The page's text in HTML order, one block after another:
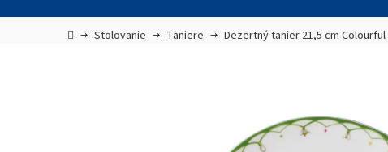
DomovStolovanie Taniere Dezertný tanier 21,5 cm Colourful